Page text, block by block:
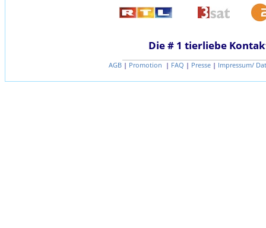
Die # 1 tierliebe
AGB | Promotion | FAQ | Presse | Impressum/